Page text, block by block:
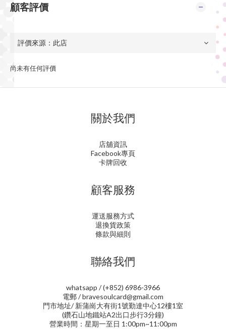
顧客評價
尚未有任何評價
關於我們
店舖資訊
Facebook專頁
卡牌回收
顧客服務
運送服務方式
退換貨政策
條款與細則
聯絡我們
whatsapp / (+852) 6986-3966
電郵 / bravesoulcard@gmail.com
門市地址/ 新蒲崗大有街1號勤達中心12樓1室
(鑽石山地鐵站A2出口步行3分鐘)
營業時間：星期一至日 1:00pm~11:00pm